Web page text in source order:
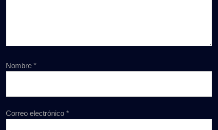
Nombre *
Correo electrónico *